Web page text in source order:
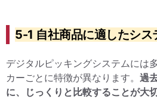
5-1 自社商品に適したシス
デジタルピッキングシステムには
カーごとに特徴が異なります。 過
に、じっくりと比較することが大